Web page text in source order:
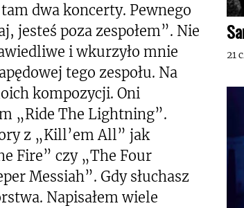
dwa koncerty. Pewnego
jesteś poza zespołem”. Nie
i wkurzyło mnie
tego zespołu. Na
kompozycji. Oni
„Ride The Lightning”.
z „Kill’em All” jak
Fire” czy „The Four
Messiah”. Gdy słuchasz
Napisałem wiele
21